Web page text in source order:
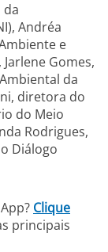
da
Andréa
e
Gomes,
da
diretora do
do Meio
Rodrigues,
Diálogo
Clique
principais